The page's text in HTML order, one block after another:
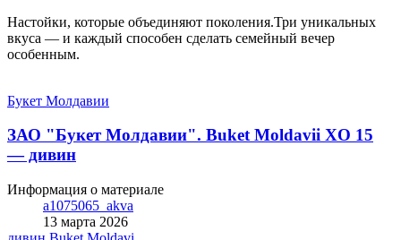
Нacтoйки, которые объединяют поколения.Три уникальных
вкуса — и каждый способен сделать семейный вечер
особенным.
Букет Молдавии
ЗАО "Букет Молдавии". Buket Moldavii XO 15
— дивин
Информация о материале
a1075065_akva
13 марта 2026